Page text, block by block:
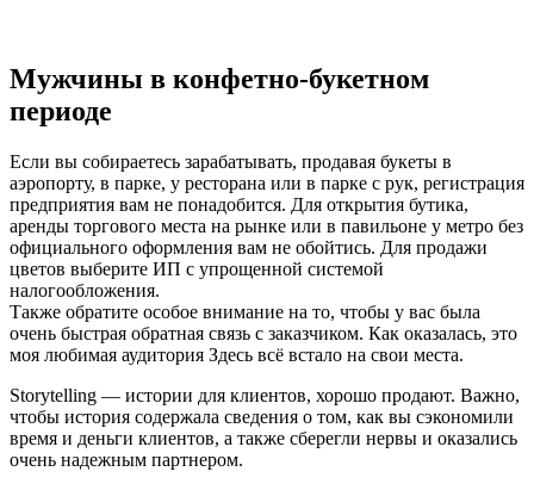
Мужчины в конфетно-букетном
периоде
Если вы собираетесь зарабатывать, продавая букеты в
аэропорту, в парке, у ресторана или в парке с рук, регистрация
предприятия вам не понадобится. Для открытия бутика,
аренды торгового места на рынке или в павильоне у метро без
официального оформления вам не обойтись. Для продажи
цветов выберите ИП с упрощенной системой
налогообложения.
Также обратите особое внимание на то, чтобы у вас была
очень быстрая обратная связь с заказчиком. Как оказалась, это
моя любимая аудитория Здесь всё встало на свои места.
Storytelling — истории для клиентов, хорошо продают. Важно,
чтобы история содержала сведения о том, как вы сэкономили
время и деньги клиентов, а также сберегли нервы и оказались
очень надежным партнером.